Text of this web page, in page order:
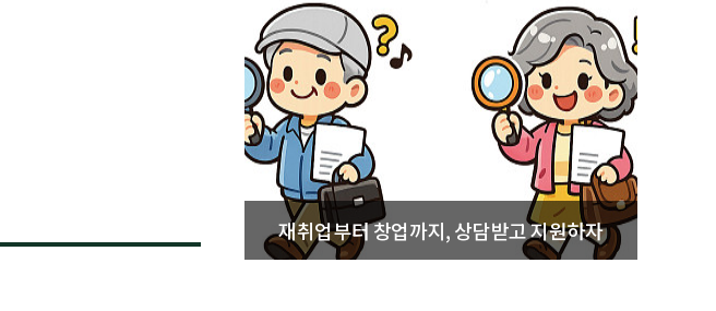
재취업부터 창업까지, 상담받고 지원하자